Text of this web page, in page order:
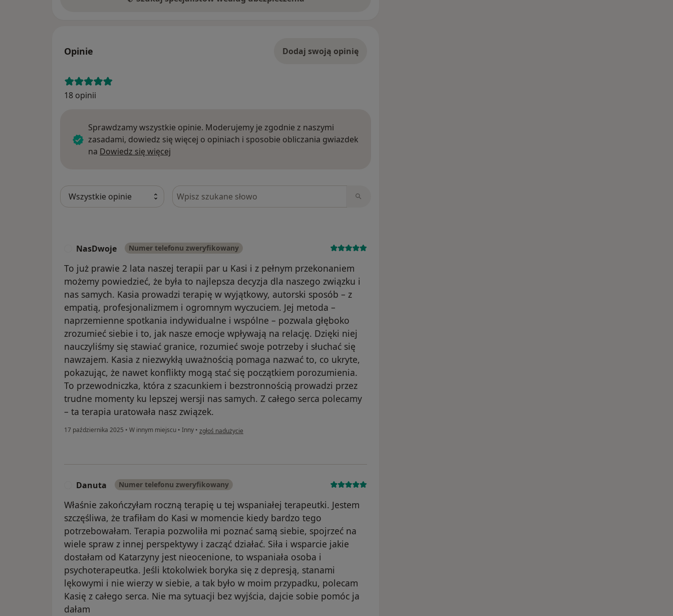
Opinie Dodaj swoją opinię
18 opinii
Sprawdzamy wszystkie opinie. Moderujemy je zgodnie z naszymi
zasadami, dowiedz się więcej o opiniach i sposobie obliczania gwiazdek
na Dowiedz się więcej
Szukaj w opiniach
NasDwoje Numer telefonu zweryfikowany
To już prawie 2 lata naszej terapii par u Kasi i z pełnym przekonaniem
możemy powiedzieć, że była to najlepsza decyzja dla naszego związku i
nas samych. Kasia prowadzi terapię w wyjątkowy, autorski sposób – z
empatią, profesjonalizmem i ogromnym wyczuciem. Jej metoda –
naprzemienne spotkania indywidualne i wspólne – pozwala głęboko
zrozumieć siebie i to, jak nasze emocje wpływają na relację. Dzięki niej
nauczyliśmy się stawiać granice, rozumieć swoje potrzeby i słuchać się
nawzajem. Kasia z niezwykłą uważnością pomaga nazwać to, co ukryte,
pokazując, że nawet konflikty mogą stać się początkiem porozumienia.
To przewodniczka, która z szacunkiem i bezstronnością prowadzi przez
trudne momenty ku lepszej wersji nas samych. Z całego serca polecamy
– ta terapia uratowała nasz związek.
17 października 2025 • W innym miejscu • Inny • w opinii użytkownika NasDwoje
zgłoś nadużycie
Danuta Numer telefonu zweryfikowany
Właśnie zakończyłam roczną terapię u tej wspaniałej terapeutki. Jestem
szczęśliwa, że trafiłam do Kasi w momencie kiedy bardzo tego
potrzebowałam. Terapia pozwoliła mi poznać samą siebie, spojrzeć na
wiele spraw z innej perspektywy i zacząć działać. Siła i wsparcie jakie
dostałam od Katarzyny jest nieocenione, to wspaniała osoba i
psychoterapeutka. Jeśli ktokolwiek boryka się z depresją, stanami
lękowymi i nie wierzy w siebie, a tak było w moim przypadku, polecam
Kasię z całego serca. Nie ma sytuacji bez wyjścia, dajcie sobie pomóc ja
dałam